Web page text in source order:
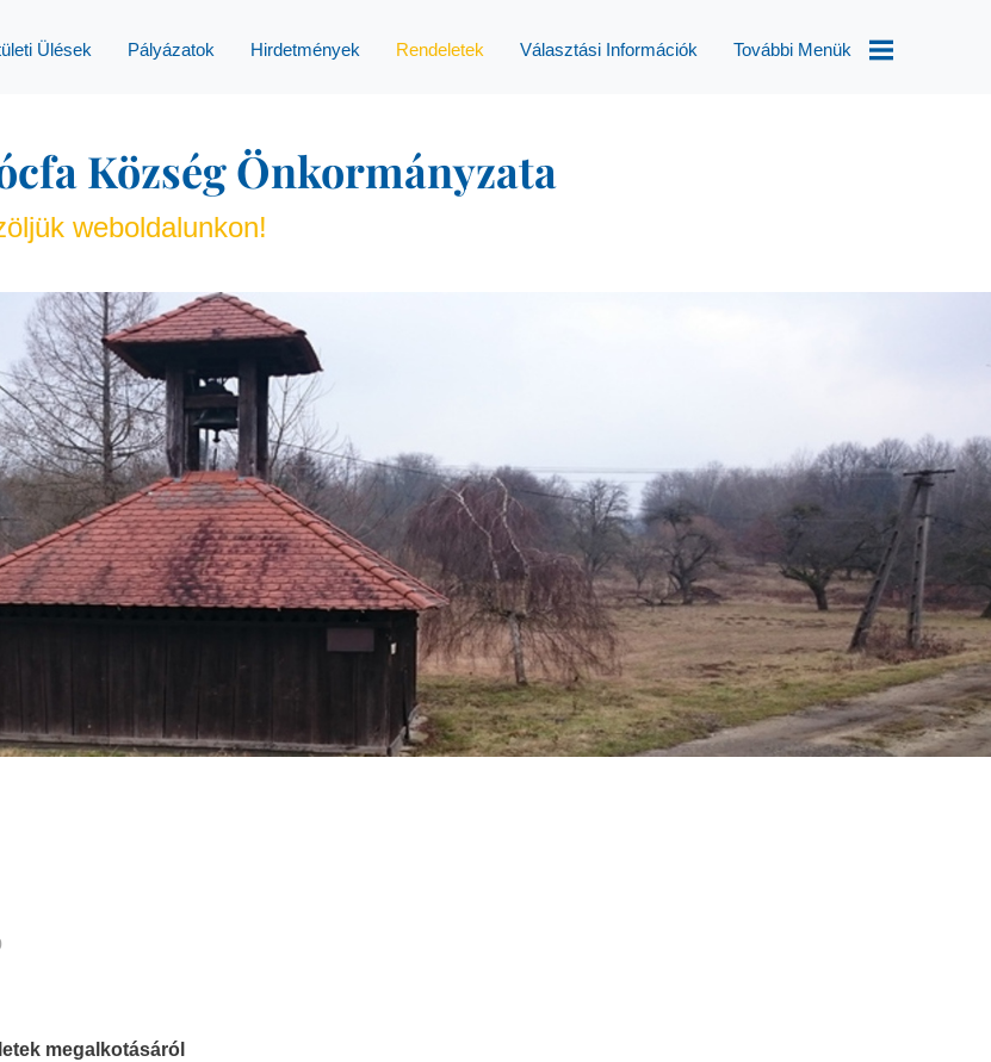
Ülések Pályázatok Hirdetmények Rendeletek Választási Információk További Menük
Aktualitások
Egészségügy
Óvoda
Község Önkormányzata
weboldalunkon!
megalkotásáról